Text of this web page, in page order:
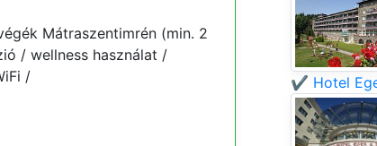
Mátraszentimrén (min. 2
/ wellness használat /
/
✔️ Hotel